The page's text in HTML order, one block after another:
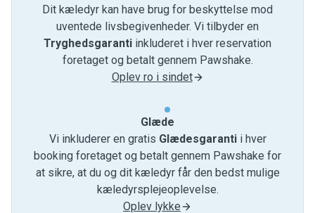
Dit kæledyr kan have brug for beskyttelse mod
uventede livsbegivenheder. Vi tilbyder en
Tryghedsgaranti inkluderet i hver reservation
foretaget og betalt gennem Pawshake.
Oplev ro i sindet
Glæde
Vi inkluderer en gratis Glædesgarantii hver
booking foretaget og betalt gennem Pawshake for
at sikre, at du og dit kæledyr får den bedst mulige
kæledyrsplejeoplevelse.
Oplev lykke